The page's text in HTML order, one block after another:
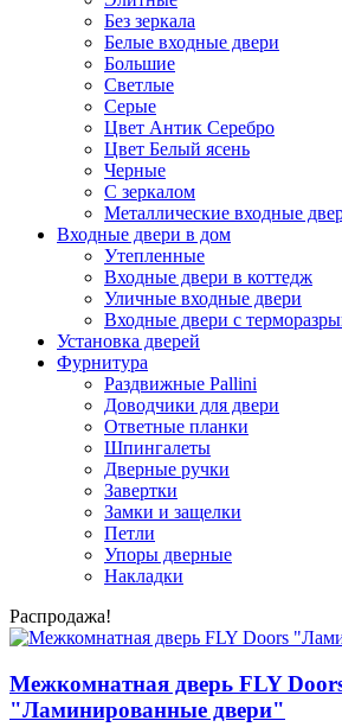
Без зеркала
Белые входные двери
Большие
Светлые
Серые
Цвет Антик Серебро
Цвет Белый ясень
Черные
С зеркалом
Металлические входные
Входные двери в дом
Утепленные
Входные двери в коттедж
Уличные входные двери
Входные двери с
Установка дверей
Фурнитура
Раздвижные Pallini
Доводчики для двери
Ответные планки
Шпингалеты
Дверные ручки
Завертки
Замки и защелки
Петли
Упоры дверные
Накладки
Распродажа!
Межкомнатная дверь FLY
"Ламинированные двери"